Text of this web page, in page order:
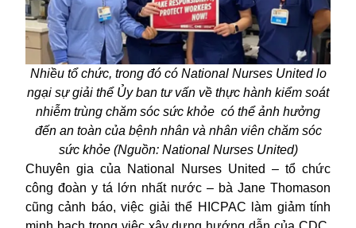
Nhiều tổ chức, trong đó có National Nurses United lo
ngại sự giải thể Ủy ban tư vấn về thực hành kiểm soát
nhiễm trùng chăm sóc sức khỏe có thể ảnh hưởng
đến an toàn của bệnh nhân và nhân viên chăm sóc
sức khỏe (Nguồn: National Nurses United)
Chuyên gia của National Nurses United – tổ chức
công đoàn y tá lớn nhất nước – bà Jane Thomason
cũng cảnh báo, việc giải thể HICPAC làm giảm tính